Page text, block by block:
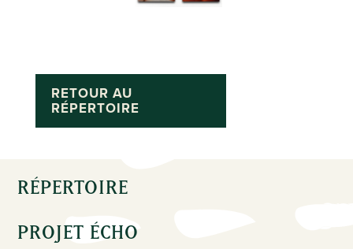
RETOUR AU
RÉPERTOIRE
RÉPERTOIRE
PROJET ÉCHO